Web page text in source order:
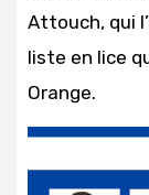
Attouch, qui
liste en lice
Orange.